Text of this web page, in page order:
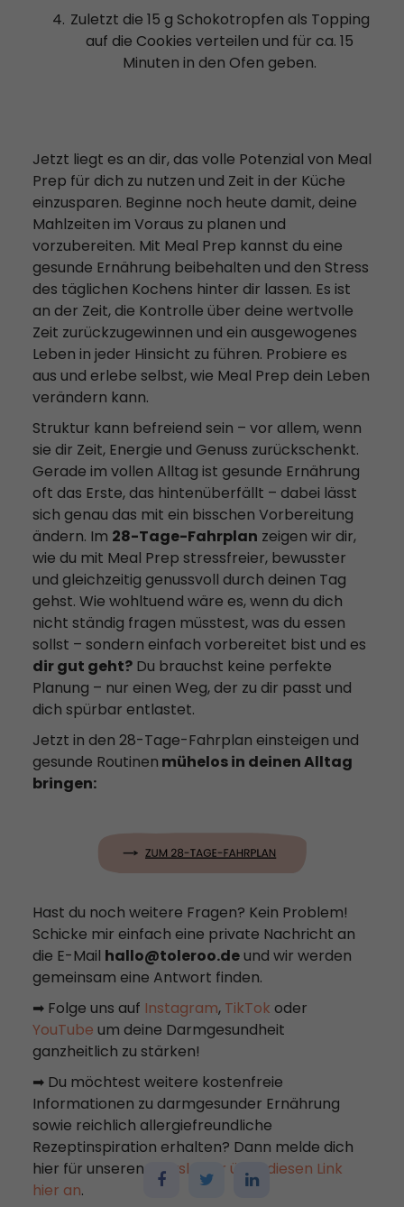
Zuletzt die 15 g Schokotropfen als Topping
auf die Cookies verteilen und für ca. 15
Minuten in den Ofen geben.
Jetzt liegt es an dir, das volle Potenzial von Meal
Prep für dich zu nutzen und Zeit in der Küche
einzusparen. Beginne noch heute damit, deine
Mahlzeiten im Voraus zu planen und
vorzubereiten. Mit Meal Prep kannst du eine
gesunde Ernährung beibehalten und den Stress
des täglichen Kochens hinter dir lassen. Es ist
an der Zeit, die Kontrolle über deine wertvolle
Zeit zurückzugewinnen und ein ausgewogenes
Leben in jeder Hinsicht zu führen. Probiere es
aus und erlebe selbst, wie Meal Prep dein Leben
verändern kann.
Struktur kann befreiend sein – vor allem, wenn
sie dir Zeit, Energie und Genuss zurückschenkt.
Gerade im vollen Alltag ist gesunde Ernährung
oft das Erste, das hintenüberfällt – dabei lässt
sich genau das mit ein bisschen Vorbereitung
ändern. Im 28-Tage-Fahrplan zeigen wir dir,
wie du mit Meal Prep stressfreier, bewusster
und gleichzeitig genussvoll durch deinen Tag
gehst. Wie wohltuend wäre es, wenn du dich
nicht ständig fragen müsstest, was du essen
sollst – sondern einfach vorbereitet bist und es
dir gut geht?Du brauchst keine perfekte
Planung – nur einen Weg, der zu dir passt und
dich spürbar entlastet.
Jetzt in den 28-Tage-Fahrplan einsteigen und
gesunde Routinen mühelos in deinen Alltag
bringen:
Hast du noch weitere Fragen? Kein Problem!
Schicke mir einfach eine private Nachricht an
die E-Mail hallo@toleroo.deund wir werden
gemeinsam eine Antwort finden.
➡ Folge uns auf Instagram, TikTok oder
YouTube um deine Darmgesundheit
ganzheitlich zu stärken!
➡ Du möchtest weitere kostenfreie
Informationen zu darmgesunder Ernährung
sowie reichlich allergiefreundliche
Rezeptinspiration erhalten? Dann melde dich
hier für unseren
Newsletter über diesen Link
hier an.